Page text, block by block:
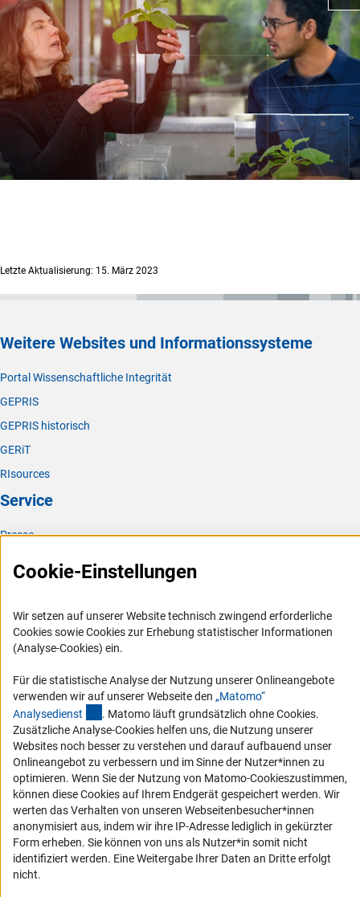
Letzte Aktualisierung: 15. März 2023
Weitere Websites und Informationssysteme
Portal Wissenschaftliche Integrität
GEPRIS
GEPRIS historisch
GERiT
RIsources
Service
Presse
RSS-Feeds
Compliance
Vergabeverfahren
Barrierefreiheit
Service und Informationen für Menschen mit Behinderungen
Erklärung zur Barrierefreiheit
Barriere melden
DFG-aktuell
Erhalten Sie Neuigkeiten aus der DFG direkt in Ihr Mailpostfach oder
schauen Sie sich die Ausgaben online an.
Cookie-Einstellungen
Wir setzen auf unserer Website technisch zwingend erforderliche
Cookies sowie Cookies zur Erhebung statistischer Informationen
(Analyse-Cookies) ein.
Für die statistische Analyse der Nutzung unserer Onlineangebote
verwenden wir auf unserer Webseite den „Matomo“
Analysedienst (externer Link)
. Matomo läuft grundsätzlich ohne Cookies.
Zusätzliche Analyse-Cookies helfen uns, die Nutzung unserer
Websites noch besser zu verstehen und darauf aufbauend unser
Onlineangebot zu verbessern und im Sinne der Nutzer*innen zu
optimieren. Wenn Sie der Nutzung von Matomo-Cookieszustimmen,
können diese Cookies auf Ihrem Endgerät gespeichert werden. Wir
werten das Verhalten von unseren Webseitenbesucher*innen
anonymisiert aus, indem wir ihre IP-Adresse lediglich in gekürzter
Form erheben. Sie können von uns als Nutzer*in somit nicht
identifiziert werden. Eine Weitergabe Ihrer Daten an Dritte erfolgt
nicht.